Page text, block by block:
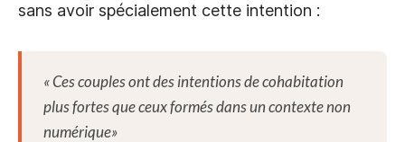
sans avoir spécialement cette intention :
« Ces couples ont des intentions de cohabitation
plus fortes que ceux formés dans un contexte non
numérique»